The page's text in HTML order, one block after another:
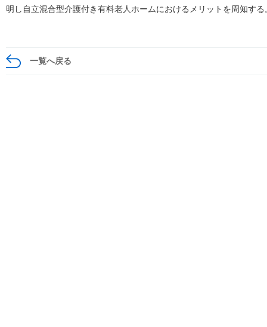
明し自立混合型介護付き有料老人ホームにおけるメリットを周知する
一覧へ戻る